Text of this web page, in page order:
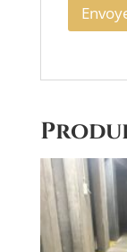
r
t
i
v